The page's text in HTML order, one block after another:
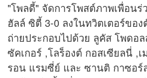
"โพลดี้" จัดการโพสต์ภาพเพื่อน
ฮัลล์ ซิตี้ 3-0 ลงในทวิตเตอร์ของ
ถ่ายประกอบไปด้วย ลูคัส โพดอ
ซัคเกอร์ ,โลร็องต์ กอสเซียลนี่ ,
รอน แรมซี่ย์ และ ซานติ กาซอร์